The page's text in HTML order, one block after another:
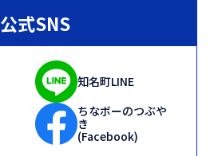
公式SNS
知名町LINE
ちなボーのつぶや
き
(Facebook)